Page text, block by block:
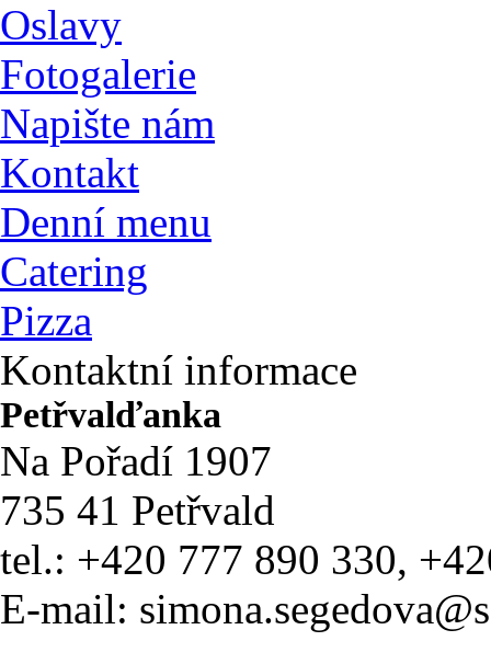
Oslavy
Fotogalerie
Napište nám
Kontakt
Denní menu
Catering
Pizza
Kontaktní informace
Petřvalďanka
Na Pořadí 1907
735 41 Petřvald
tel.: +420 777 890 330,
E-mail: